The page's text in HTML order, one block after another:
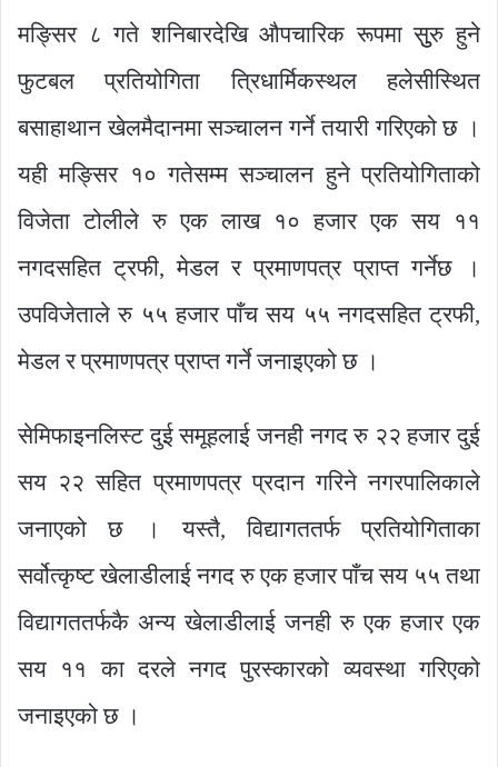
मङ्सिर ८ गते शनिबारदेखि औपचारिक रूपमा सुुरु हुने
फुटबल प्रतियोगिता त्रिधार्मिकस्थल हलेसीस्थित
बसाहाथान खेलमैदानमा सञ्चालन गर्ने तयारी गरिएको छ ।
यही मङ्सिर १० गतेसम्म सञ्चालन हुने प्रतियोगिताको
विजेता टोलीले रु एक लाख १० हजार एक सय ११
नगदसहित ट्रफी, मेडल र प्रमाणपत्र प्राप्त गर्नेछ ।
उपविजेताले रु ५५ हजार पाँच सय ५५ नगदसहित ट्रफी,
मेडल र प्रमाणपत्र प्राप्त गर्ने जनाइएको छ ।
सेमिफाइनलिस्ट दुई समूहलाई जनही नगद रु २२ हजार दुई
सय २२ सहित प्रमाणपत्र प्रदान गरिने नगरपालिकाले
जनाएको छ । यस्तै, विद्यागततर्फ प्रतियोगिताका
सर्वोत्कृष्ट खेलाडीलाई नगद रु एक हजार पाँच सय ५५ तथा
विद्यागततर्फकै अन्य खेलाडीलाई जनही रु एक हजार एक
सय ११ का दरले नगद पुरस्कारको व्यवस्था गरिएको
जनाइएको छ ।